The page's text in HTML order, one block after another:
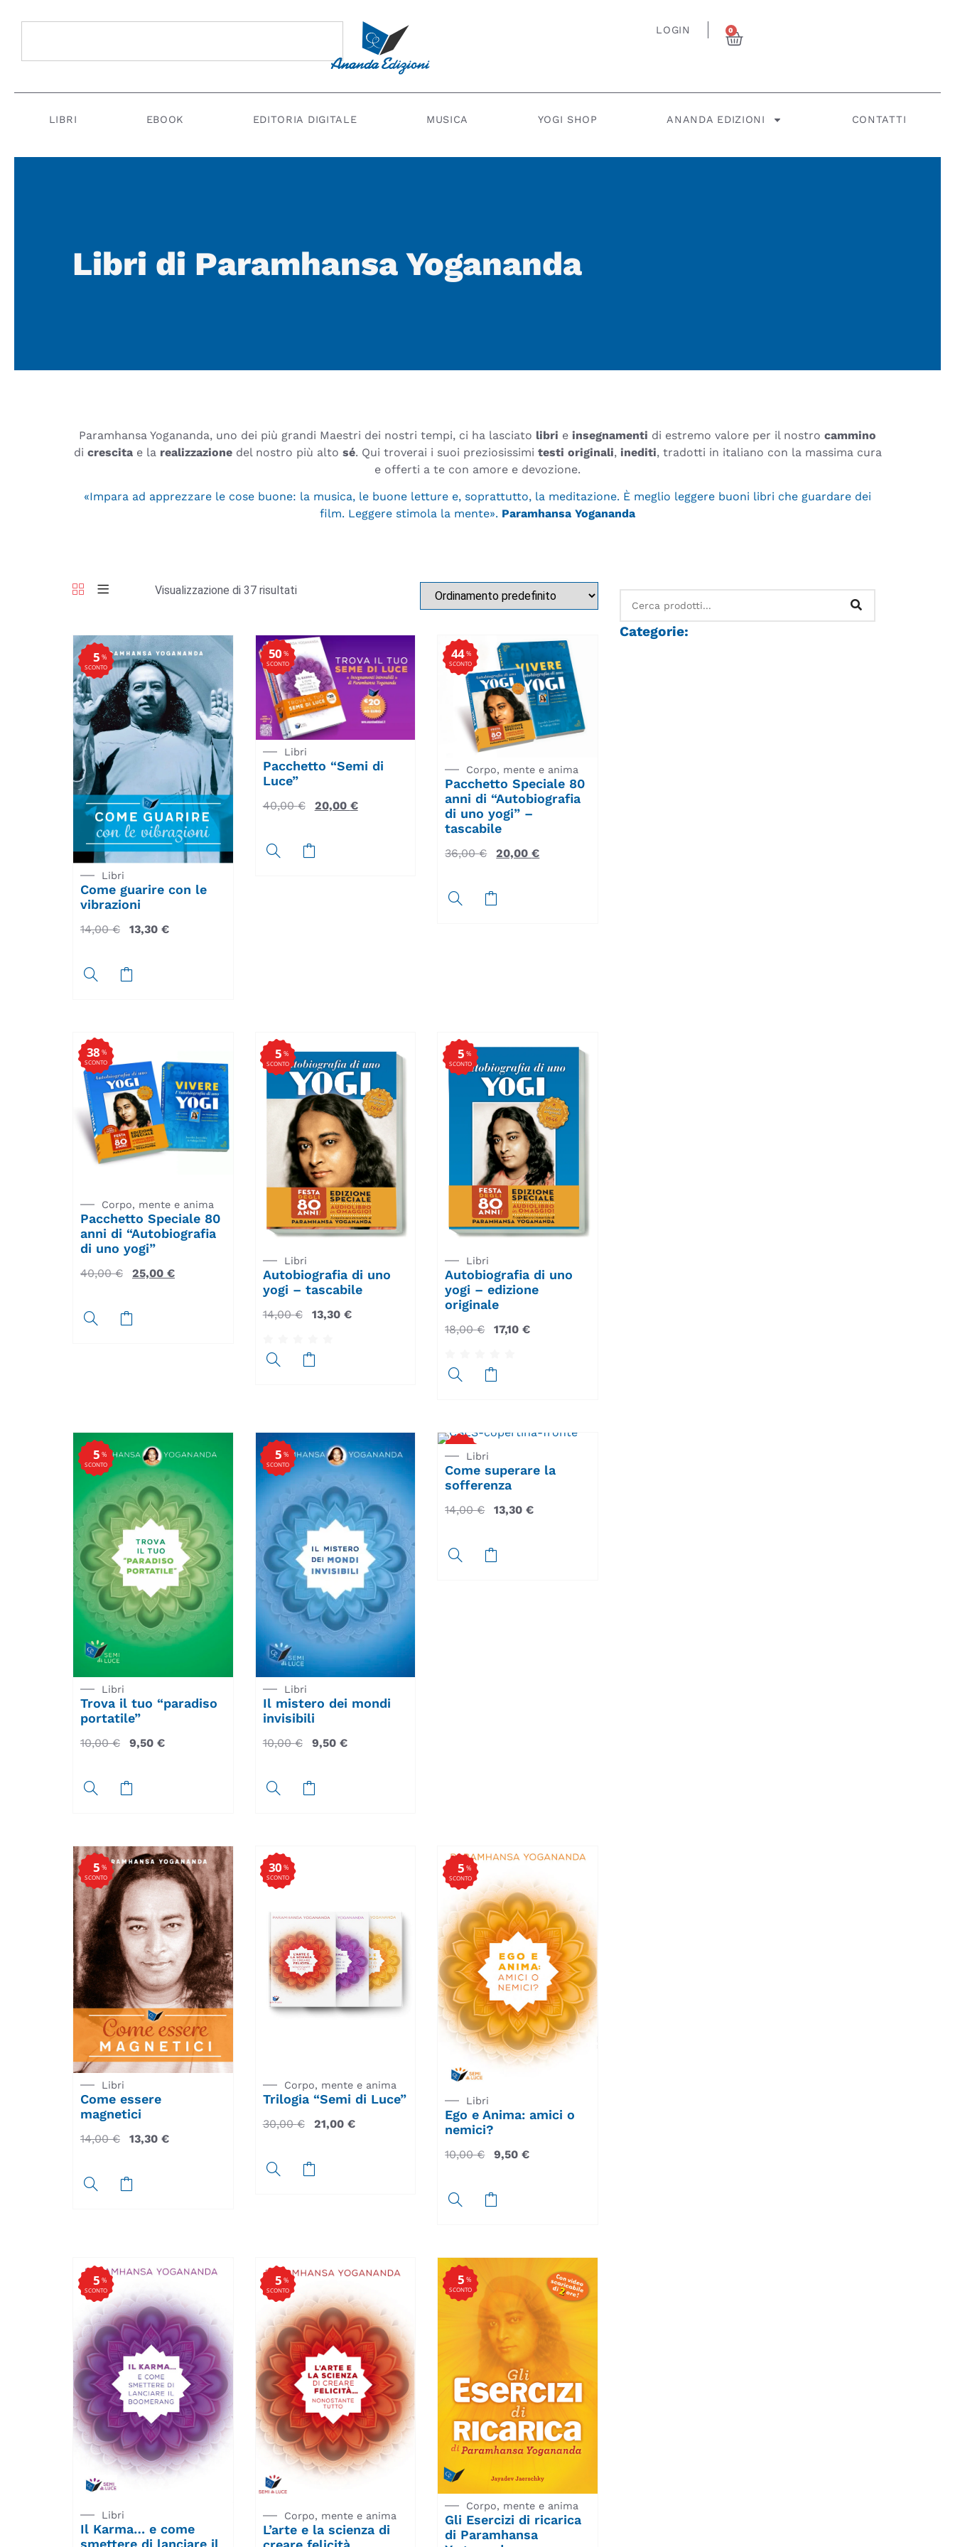
LOGIN 0
LIBRI EBOOK EDITORIA DIGITALE MUSICA YOGI SHOP ANANDA EDIZIONI CONTATTI
Libri di Paramhansa Yogananda
Paramhansa Yogananda, uno dei più grandi Maestri dei nostri tempi, ci ha lasciato libri e insegnamenti di estremo valore per il nostro cammino
di crescitae la realizzazionedel nostro più alto sé. Qui troverai i suoi preziosissimi testi originali, inediti, tradotti in italiano con la massima cura
e offerti a te con amore e devozione.
«Impara ad apprezzare le cose buone: la musica, le buone letture e, soprattutto, la meditazione. È meglio leggere buoni libri che guardare dei
film. Leggere stimola la mente». Paramhansa Yogananda
Visualizzazione di 37 risultati
%
SCONTO
5
Libri
Come guarire con le
vibrazioni
14,00€ 13,30 €
%
SCONTO
50
Libri
Pacchetto “Semi di
Luce”
40,00€ 20,00 €
%
SCONTO
44
Corpo, mente e anima
Pacchetto Speciale 80
anni di “Autobiografia
di uno yogi” –
tascabile
36,00€ 20,00€
%
SCONTO
38
Corpo, mente e anima
Pacchetto Speciale 80
anni di “Autobiografia
di uno yogi”
40,00€ 25,00 €
%
SCONTO
5
Libri
Autobiografia di uno
yogi – tascabile
14,00€ 13,30 €
%
SCONTO
5
Libri
Autobiografia di uno
yogi – edizione
originale
18,00€ 17,10€
%
SCONTO
5
Libri
Trova il tuo “paradiso
portatile”
10,00€ 9,50 €
%
SCONTO
5
Libri
Il mistero dei mondi
invisibili
10,00€ 9,50 €
SCONTO
5
Libri
Come superare la
sofferenza
14,00€ 13,30€
%
SCONTO
5
Libri
Come essere
magnetici
14,00€ 13,30 €
%
SCONTO
30
Corpo, mente e anima
Trilogia “Semi di Luce”
30,00€ 21,00 €
%
SCONTO
5
Libri
Ego e Anima: amici o
nemici?
10,00€ 9,50€
%
SCONTO
5
Libri
Il Karma… e come
%
SCONTO
5
Corpo, mente e anima
L’arte e la scienza di
%
SCONTO
5
Corpo, mente e anima
Gli Esercizi di ricarica
di Paramhansa
Categorie: